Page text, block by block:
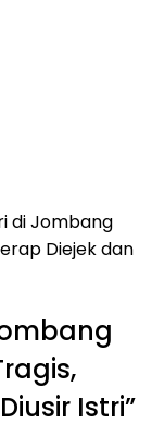
di Jombang
Diejek dan
Istri”